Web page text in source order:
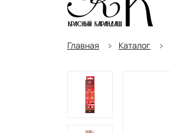
Главная Каталог